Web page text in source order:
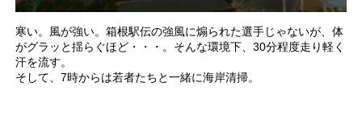
寒い。風が強い。箱根駅伝の強風に煽られた選手じゃないが、体
がグラッと揺らぐほど・・・。そんな環境下、30分程度走り軽く
汗を流す。
そして、7時からは若者たちと一緒に海岸清掃。